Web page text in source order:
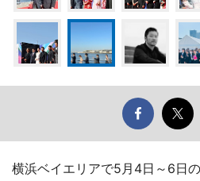
横浜ベイエリアで5月4日～6日